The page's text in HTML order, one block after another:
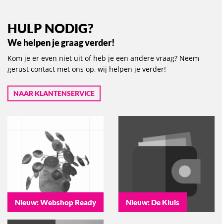
HULP NODIG?
We helpen je graag verder!
Kom je er even niet uit of heb je een andere vraag? Neem
gerust contact met ons op, wij helpen je verder!
NAAR KLANTENSERVICE
Nieuw: Webshop Ready Nieuw: De Kluis